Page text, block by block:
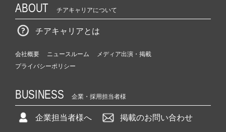
ABOUT チアキャリアについて
チアキャリアとは
会社概要 ニュースルーム
メディア出演・掲載
プライバシーポリシー
BUSINESS 企業・採用担当者様
企業担当者様へ 掲載のお問い合わせ